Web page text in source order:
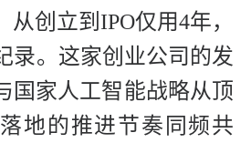
创立到IPO仅用4年，
录。这家创业公司的发
国家人工智能战略从顶
地的推进节奏同频共